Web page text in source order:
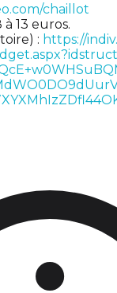
chaillot
13 euros.
: https://